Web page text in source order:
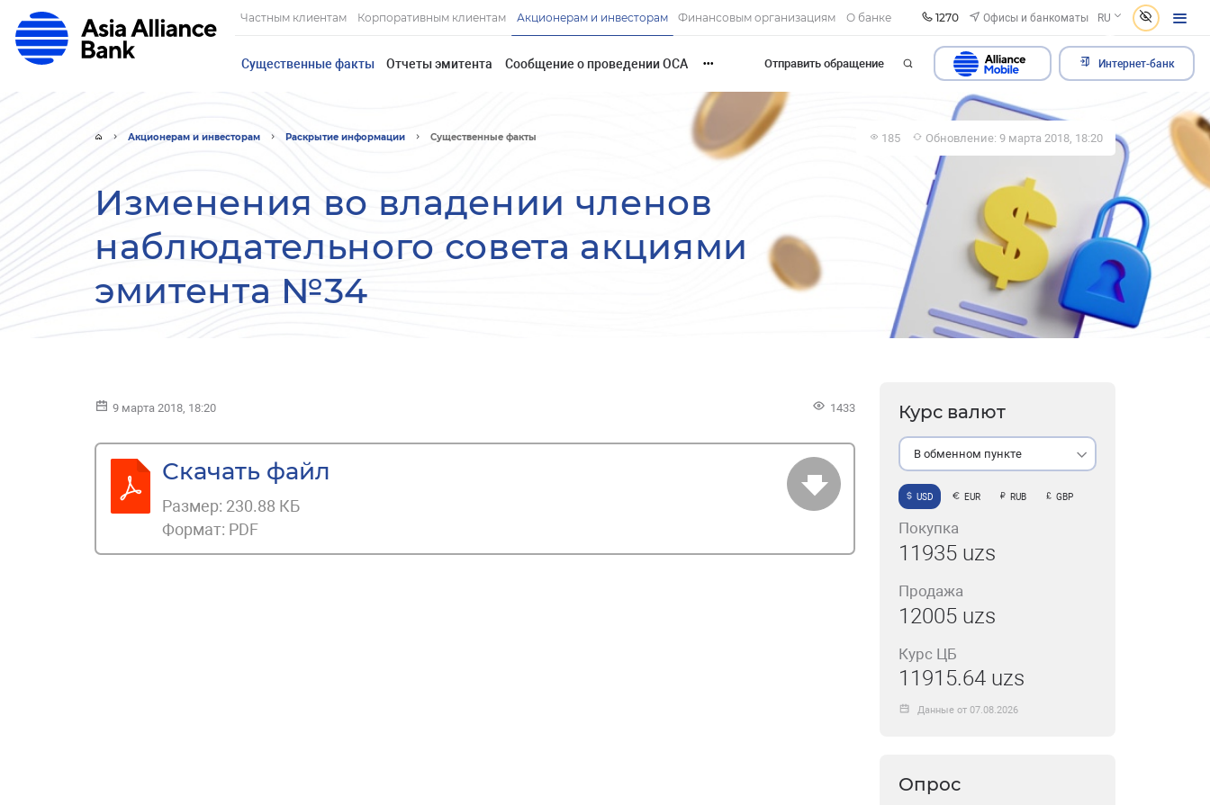
Частным клиентам Корпоративным клиентам Акционерам и инвесторам Финансовым организациям О банке 1270 Офисы и банкоматы RU
Существенные факты Отчеты эмитента Сообщение о проведении ОСА ••• Отправить обращение Интернет-банк
Акционерам и инвесторам Раскрытие информации Существенные факты 185 Обновление: 9 марта 2018, 18:20
Изменения во владении членов
наблюдательного совета акциями
эмитента №34
9 марта 2018, 18:20 1433
Скачать файл
Размер: 230.88 КБ
Формат: PDF
Курс валют
В обменном пункте
USD EUR RUB GBP
Покупка
11935 uzs
Продажа
12005 uzs
Курс ЦБ
11915.64 uzs
Данные от 07.08.2026
Опрос